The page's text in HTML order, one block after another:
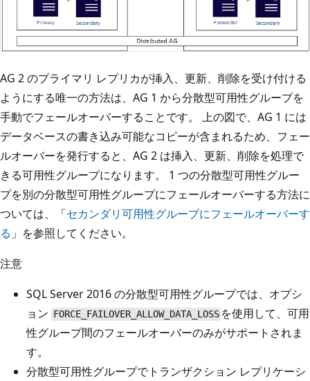
AG 2 のプライマリ レプリカが挿入、更新、削除を受け付ける
ようにする唯一の方法は、AG 1 から分散型可用性グループを
手動でフェールオーバーすることです。 上の図で、AG 1 には
データベースの書き込み可能なコピーが含まれるため、フェー
ルオーバーを発行すると、AG 2 は挿入、更新、削除を処理で
きる可用性グループになります。 1 つの分散型可用性グルー
プを別の分散型可用性グループにフェールオーバーする方法に
ついては、「セカンダリ可用性グループにフェールオーバーす
る 」を参照してください。
注意
SQL Server 2016 の分散型可用性グループでは、オプシ
ョン FORCE_FAILOVER_ALLOW_DATA_LOSS を使用して、可用
性グループ間のフェールオーバーのみがサポートされま
す。
分散型可用性グループでトランザクション レプリケーシ